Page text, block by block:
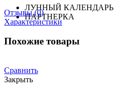
ЛУННЫЙ КАЛЕНДАРЬ
ПАРТНЕРКА
Отзывы (0)
Характеристики
Похожие товары
Сравнить
Закрыть